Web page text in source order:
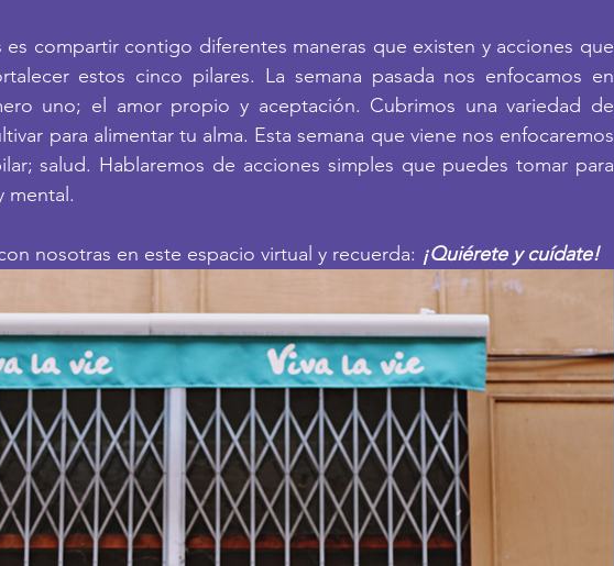
es compartir contigo diferentes maneras que existen y acciones que
estos cinco pilares. La semana pasada nos enfocamos en
uno; el amor propio y aceptación. Cubrimos una variedad de
para alimentar tu alma. Esta semana que viene nos enfocaremos
salud. Hablaremos de acciones simples que puedes tomar para
mental.
nosotras en este espacio virtual y recuerda: ¡Quiérete y cuídate!